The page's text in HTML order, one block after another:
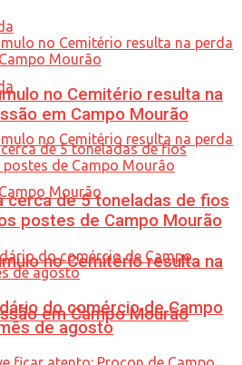
no Cemitério resulta na
em Campo Mourão
no Cemitério resulta na
em Campo Mourão
cerca de 5 toneladas de fios
postes de Campo Mourão
do comércio de Campo
de agosto